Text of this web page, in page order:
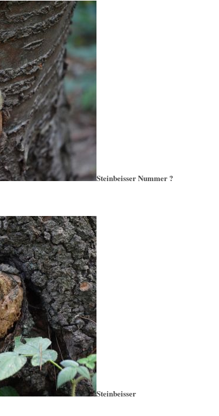
Steinbeisser Nummer ?
Steinbeisser